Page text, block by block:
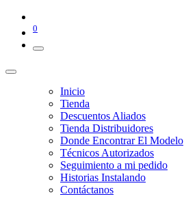
0
Inicio
Tienda
Descuentos Aliados
Tienda Distribuidores
Donde Encontrar El Modelo
Técnicos Autorizados
Seguimiento a mi pedido
Historias Instalando
Contáctanos